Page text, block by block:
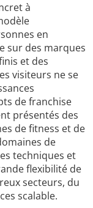
à
en
sur des marques
et des
visiteurs ne se
de franchise
présentés des
de fitness et de
de
techniques et
flexibilité de
secteurs, du
scalable.